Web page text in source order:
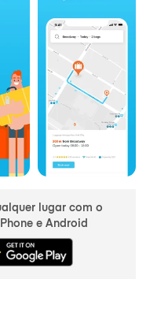
lugar com o
e Android